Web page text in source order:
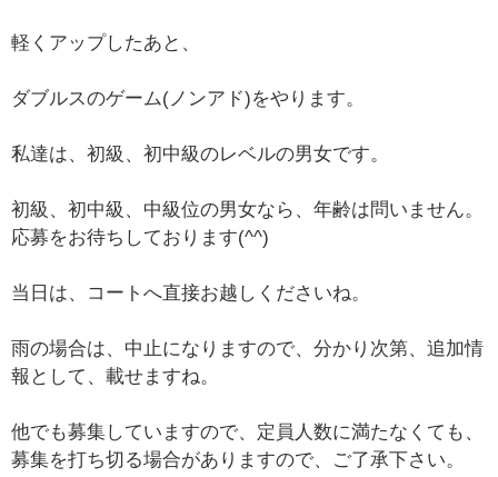
軽くアップしたあと、
ダブルスのゲーム(ノンアド)をやります。
私達は、初級、初中級のレベルの男女です。
初級、初中級、中級位の男女なら、年齢は問いません。
応募をお待ちしております(^^)
当日は、コートへ直接お越しくださいね。
雨の場合は、中止になりますので、分かり次第、追加情
報として、載せますね。
他でも募集していますので、定員人数に満たなくても、
募集を打ち切る場合がありますので、ご了承下さい。